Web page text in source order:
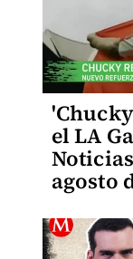
el LA
agosto